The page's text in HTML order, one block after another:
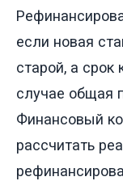
если новая
старой, а срок
случае общая
Финансовый
рассчитать